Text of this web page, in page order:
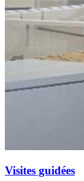
Visites guidées